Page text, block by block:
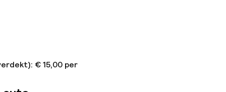
€ 15,00 per